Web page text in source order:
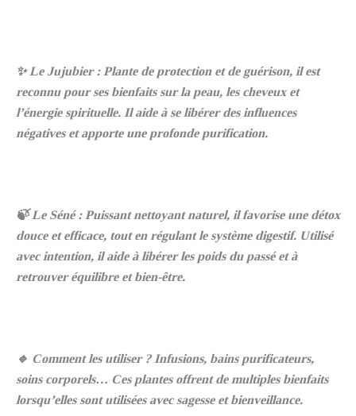
✨ Le Jujubier : Plante de protection et de guérison, il est
reconnu pour ses bienfaits sur la peau, les cheveux et
l’énergie spirituelle. Il aide à se libérer des influences
négatives et apporte une profonde purification.
🍃 Le Séné : Puissant nettoyant naturel, il favorise une détox
douce et efficace, tout en régulant le système digestif. Utilisé
avec intention, il aide à libérer les poids du passé et à
retrouver équilibre et bien-être.
🔹 Comment les utiliser ? Infusions, bains purificateurs,
soins corporels… Ces plantes offrent de multiples bienfaits
lorsqu’elles sont utilisées avec sagesse et bienveillance.